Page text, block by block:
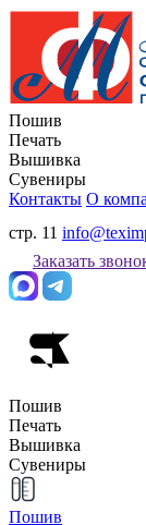
Пошив
Печать
Вышивка
Сувениры
Контакты О
стр. 11
Заказать
Пошив
Печать
Вышивка
Сувениры
Пошив